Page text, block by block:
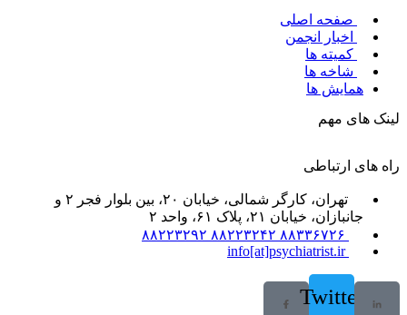
صفحه اصلی
اخبار انجمن
کمیته ها
شاخه ها
همایش ها
لینک های مهم
راه های ارتباطی
تهران، کارگر شمالی، خیابان ۲۰، بین بلوار فجر ۲ و
جانبازان، خیابان ۲۱، پلاک ۶۱، واحد ۲
۸۸۳۳۶۷۲۶ ۸۸۲۲۳۲۴۲ ۸۸۲۲۳۲۹۲
info[at]psychiatrist.ir
Twitter